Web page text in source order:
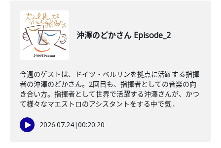
沖澤のどかさん Episode_2
今週のゲストは、ドイツ・ベルリンを拠点に活躍する指揮
者の沖澤のどかさん。2回目も、指揮者としての音楽の向
き合い方。指揮者として世界で活躍する沖澤さんが、かつ
て様々なマエストロのアシスタントをする中で気...
2026.07.24|00:20:20